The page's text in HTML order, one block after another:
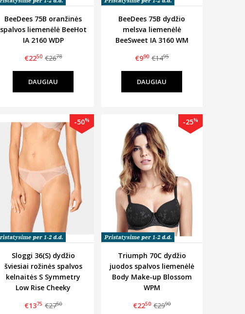
BeeDees 75B oranžinės
spalvos liemenėlė BeeHot
IA 2160 WDP
€2250 €2678
DAUGIAU
BeeDees 75B dydžio
melsva liemenėlė
BeeSweet IA 3160 WM
€990 €1495
DAUGIAU
-50%
Sloggi 36(S) dydžio
šviesiai rožinės spalvos
kelnaitės S Symmetry
Low Rise Cheeky
€1375 €2750
-25%
Triumph 70C dydžio
juodos spalvos liemenėlė
Body Make-up Blossom
WPM
€2250 €2990